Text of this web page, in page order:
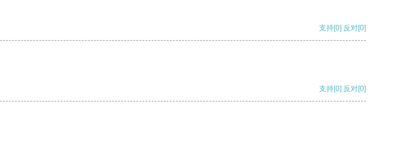
支持[0] 反对[0]
支持[0] 反对[0]